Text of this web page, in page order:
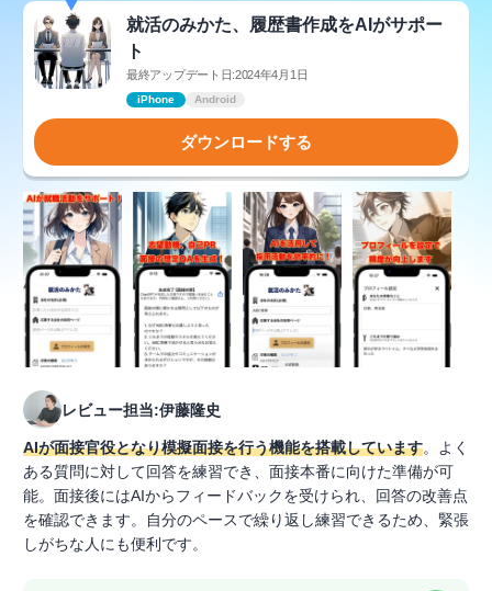
就活のみかた、履歴書作成をAIがサポー
ト
最終アップデート日:2024年4月1日
iPhone Android
ダウンロードする
レビュー担当:伊藤隆史
AIが面接官役となり模擬面接を行う機能を搭載しています。よく
ある質問に対して回答を練習でき、面接本番に向けた準備が可
能。面接後にはAIからフィードバックを受けられ、回答の改善点
を確認できます。自分のペースで繰り返し練習できるため、緊張
しがちな人にも便利です。